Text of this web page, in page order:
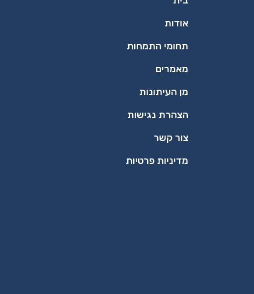
אודות
תחומי התמחות
מאמרים
מן העיתונות
הצהרת נגישות
צור קשר
מדיניות פרטיות